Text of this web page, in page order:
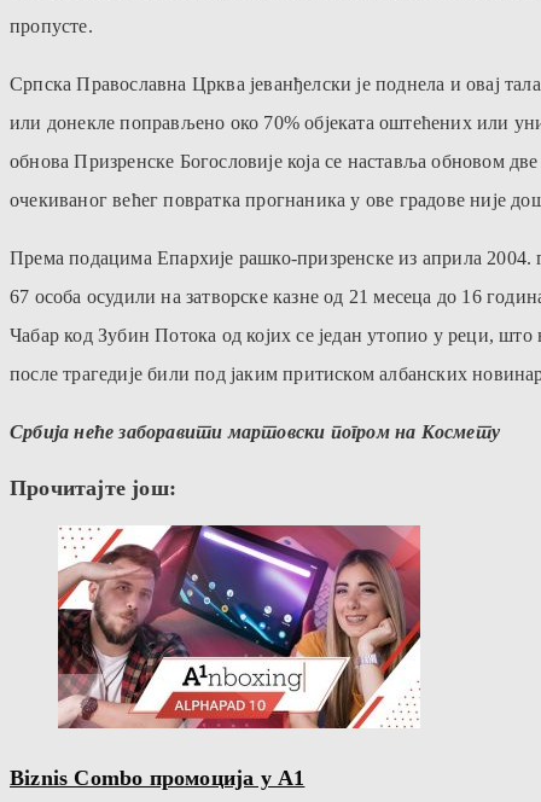
пропусте.
Српска Православна Црква јеванђелски је поднела и овај
или донекле поправљено око 70% објеката оштећених или
обнова Призренске Богословије која се наставља обновом
очекиваног већег повратка прогнаника у ове градове није
Према подацима Eпархиjе рашко-призренске из априла
67 особа осудили на затворске казне од 21 месеца до 16
Чабар код Зубин Потока од коjих се jедан утопио у реци,
после трагедиjе били под jаким притиском албанских
Србија неће заборавити мартовски погром на Космету
Прочитајте још:
Biznis Combo промоција у А1